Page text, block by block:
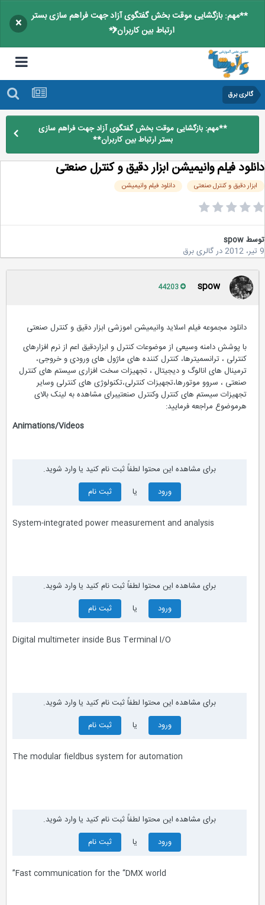
**مهم: بازگشایی موقت بخش گفتگوی آزاد جهت فراهم سازی بستر
ارتباط بین کاربران**
×
گالری برق
**مهم: بازگشایی موقت بخش گفتگوی آزاد جهت فراهم سازی
بستر ارتباط بین کاربران**
فیلم وانیمیشن ابزار دقیق و کنترل صنعتی
دقیق و کنترل صنعتی دانلود فیلم وانیمیشن
spow
درگالری برق
spow
دانلود مجموعه فیلم اسلاید وانیمیشن اموزشی ابزار دقیق و کنترل صنعتی
با پوشش دامنه وسیعی از موضوعات کنترل و ابزاردقیق اعم از نرم افزارهای
کنترلی ، ترانسمیترها، کنترل کننده های ماژول های ورودی و خروجی،
ترمینال های انالوگ و دیجیتال ، تجهیزات سخت افزاری سیستم های کنترل
صنعتی ، سروو موتورها،تجهیزات کنترلی،تکنولوژی های کنترلی وسایر
تجهیزات سیستم های کنترل وکنترل صنعتیبرای مشاهده به لینک بالای
هرموضوع مراجعه فرمایید:
Animations/Videos
برای مشاهده این محتوا لطفاً ثبت نام کنید یا وارد شوید.
ورود
ثبت نام
System-integrated power measurement and analysis
برای مشاهده این محتوا لطفاً ثبت نام کنید یا وارد شوید.
ورود
ثبت نام
Digital multimeter inside Bus Terminal I/O
برای مشاهده این محتوا لطفاً ثبت نام کنید یا وارد شوید.
ورود
ثبت نام
The modular fieldbus system for automation
برای مشاهده این محتوا لطفاً ثبت نام کنید یا وارد شوید.
ورود
ثبت نام
Fast communication for the “DMX world”